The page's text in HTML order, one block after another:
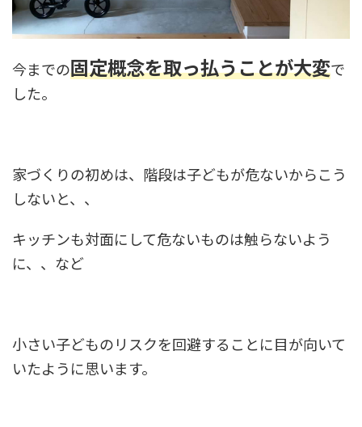
今までの固定概念を取っ払うことが大変で
した。
家づくりの初めは、階段は子どもが危ないからこう
しないと、、
キッチンも対面にして危ないものは触らないよう
に、、など
小さい子どものリスクを回避することに目が向いて
いたように思います。